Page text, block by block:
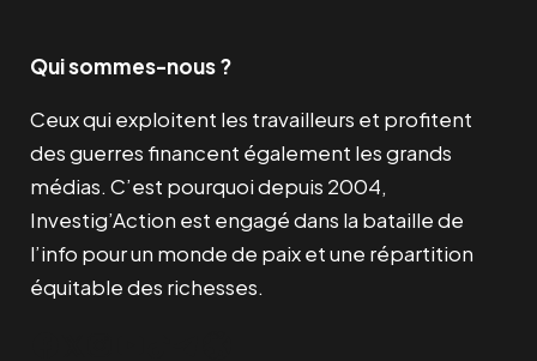
Qui sommes-nous ?
Ceux qui exploitent les travailleurs et profitent
des guerres financent également les grands
médias. C’est pourquoi depuis 2004,
Investig’Action est engagé dans la bataille de
l’info pour un monde de paix et une répartition
équitable des richesses.